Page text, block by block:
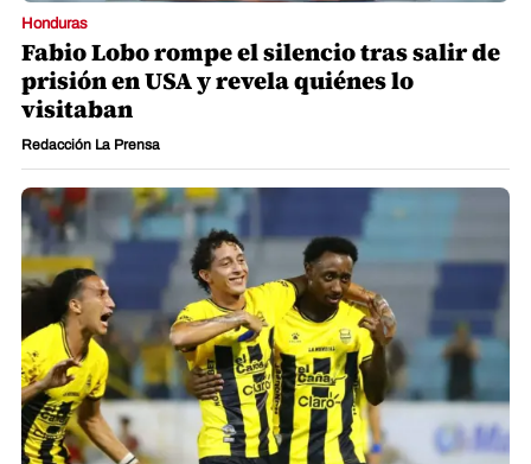
Honduras
Fabio Lobo rompe el silencio tras salir de
prisión en USA y revela quiénes lo
visitaban
Redacción La Prensa